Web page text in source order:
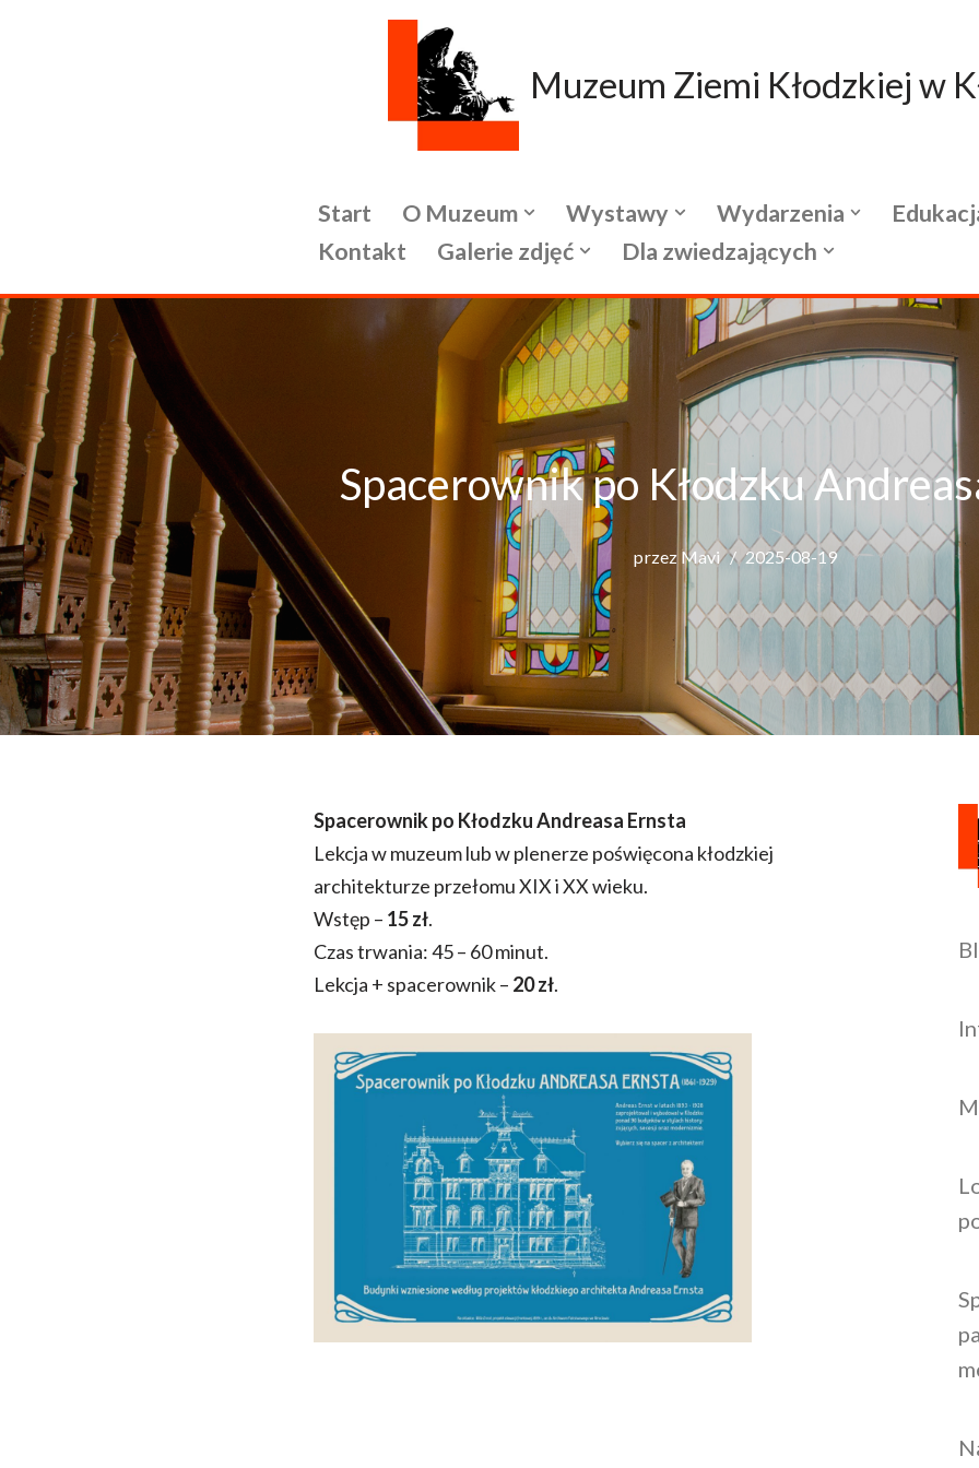
Muzeum Ziemi Kłodzkiej w
Start O Muzeum Wystawy Wydarzenia
Kontakt
Galerie zdjęć Dla zwiedzających
Spacerownik po Kłodzku
przez Mavi 2025-08-19
Spacerownik po Kłodzku Andreasa Ernsta
Lekcja w muzeum lub w plenerze poświęcona kłodzkiej
architekturze przełomu XIX i XX wieku.
Wstęp – 15 zł.
Czas trwania: 45 – 60 minut.
Lekcja + spacerownik – 20 zł.